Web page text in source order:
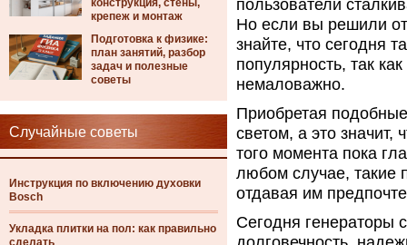
конструкция, стены,
крепеж и монтаж
Подготовка к физике:
план занятий, разбор
задач и полезные
советы
Случайные советы
Инструкция по включению духовки
Bosch
Укладка плитки на пол: как правильно
сделать
пользователи
Но если вы решили
знайте, что сегодня
популярность, так
немаловажно.
Приобретая
светом, а это
того момента пока
любом случае, такие
отдавая им
Сегодня генераторы